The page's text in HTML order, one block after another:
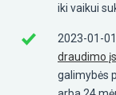
iki vaikui
2023-01-
draudimo
galimybės